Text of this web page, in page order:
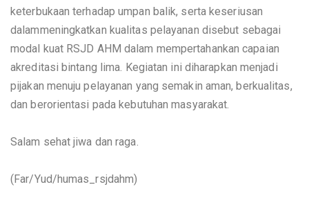
A
H
M
keterbukaan terhadap umpan balik, serta keseriusan
dalammeningkatkan kualitas pelayanan disebut sebagai
modal kuat RSJD AHM dalam mempertahankan capaian
akreditasi bintang lima. Kegiatan ini diharapkan menjadi
pijakan menuju pelayanan yang semakin aman, berkualitas,
dan berorientasi pada kebutuhan masyarakat.
Salam sehat jiwa dan raga.
(Far/Yud/humas_rsjdahm)